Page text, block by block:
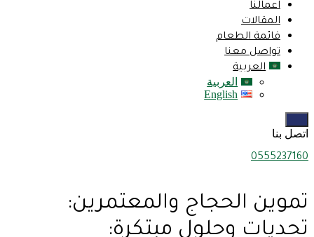
اعمالنا
المقالات
قائمة الطعام
تواصل معنا
العربية
العربية
English
اتصل بنا
0555237160
تموين الحجاج والمعتمرين:
تحديات وحلول مبتكرة: